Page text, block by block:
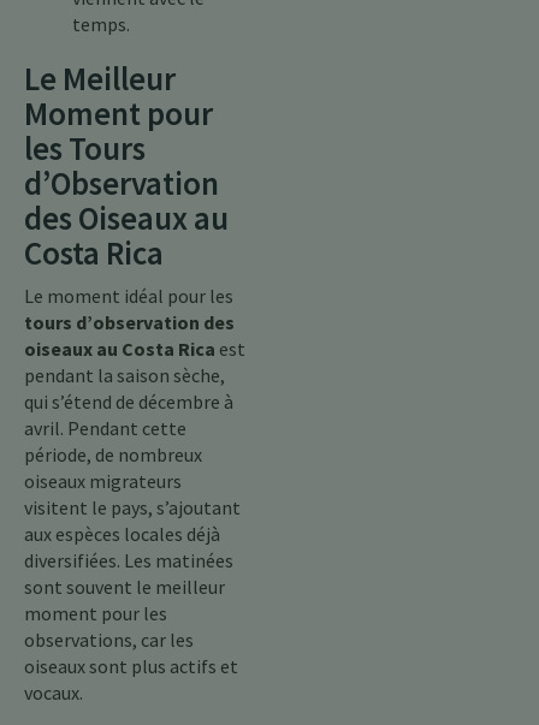
temps.
Le Meilleur
Moment pour
les Tours
d’Observation
des Oiseaux au
Costa Rica
Le moment idéal pour les
tours d’observation des
oiseaux au Costa Rica est
pendant la saison sèche,
qui s’étend de décembre à
avril. Pendant cette
période, de nombreux
oiseaux migrateurs
visitent le pays, s’ajoutant
aux espèces locales déjà
diversifiées. Les matinées
sont souvent le meilleur
moment pour les
observations, car les
oiseaux sont plus actifs et
vocaux.